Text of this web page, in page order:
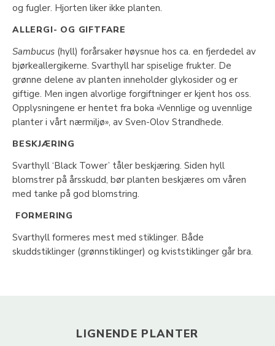
og fugler. Hjorten liker ikke planten.
ALLERGI- OG GIFTFARE
Sambucus (hyll) forårsaker høysnue hos ca. en fjerdedel av
bjørkeallergikerne. Svarthyll har spiselige frukter. De
grønne delene av planten inneholder glykosider og er
giftige. Men ingen alvorlige forgiftninger er kjent hos oss.
Opplysningene er hentet fra boka «Vennlige og uvennlige
planter i vårt nærmiljø», av Sven-Olov Strandhede.
BESKJÆRING
Svarthyll ‘Black Tower’ tåler beskjæring. Siden hyll
blomstrer på årsskudd, bør planten beskjæres om våren
med tanke på god blomstring.
FORMERING
Svarthyll formeres mest med stiklinger. Både
skuddstiklinger (grønnstiklinger) og kviststiklinger går bra.
LIGNENDE PLANTER